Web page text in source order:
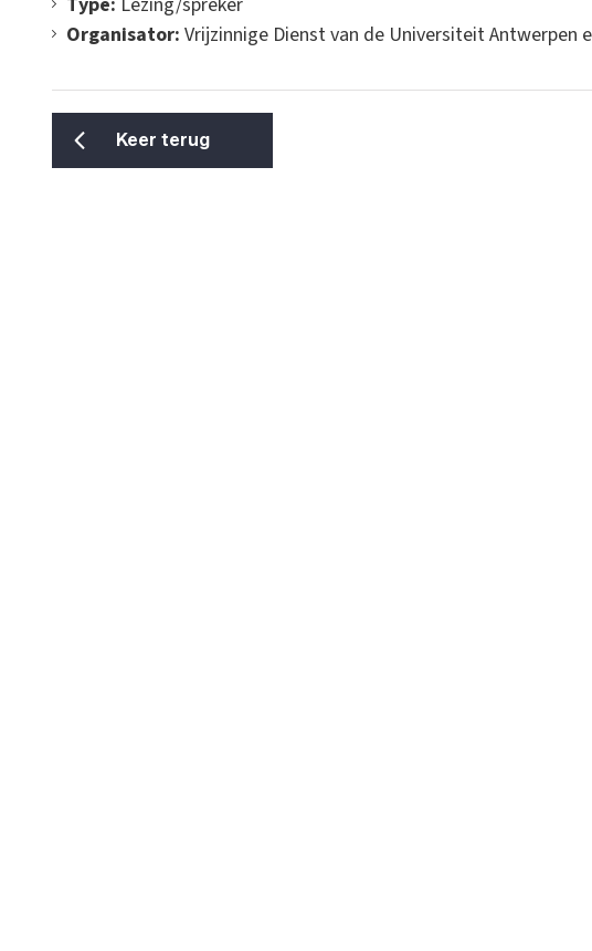
Organisator: Vrijzinnige Dienst van de Universiteit Antwerpen
Keer terug